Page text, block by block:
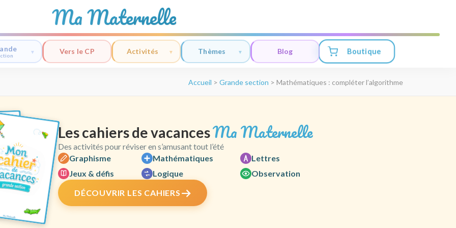
Ma Maternelle
Vers le CP Activités Thèmes Blog Boutique
Accueil > Grande section > Mathématiques : compléter l’algorithme
Les cahiers de vacancesMa Maternelle
Des activités pour réviser en s’amusant tout l’été
Graphisme
Mathématiques
Lettres
Jeux & défis
Logique
Observation
DÉCOUVRIR LES CAHIERS